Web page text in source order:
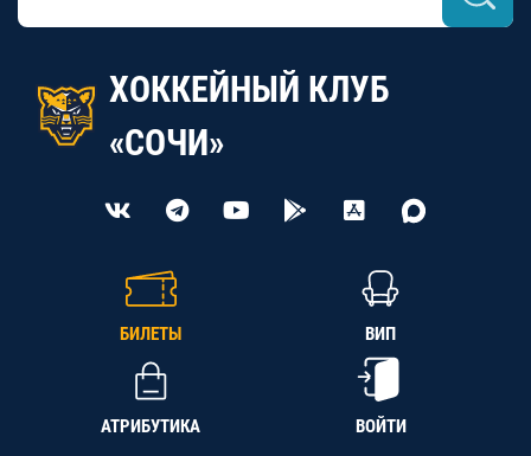
ХОККЕЙНЫЙ КЛУБ
«СОЧИ»
БИЛЕТЫ ВИП
АТРИБУТИКА ВОЙТИ